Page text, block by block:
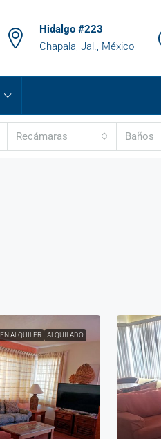
Hidalgo #223
Chapala, Jal., México
Recámaras Baños
EN ALQUILER ALQUILADO